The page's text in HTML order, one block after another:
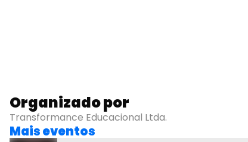
Organizado por
Transformance Educacional Ltda.
Mais eventos